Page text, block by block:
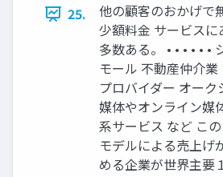
25.
他の顧客のおかげで
少額料金 サービス
多数ある。 • • • • • •
モール 不動産仲介業
プロバイダー オー
媒体やオンライン媒
系サービス など こ
モデルによる売上げ
める企業が世界主要